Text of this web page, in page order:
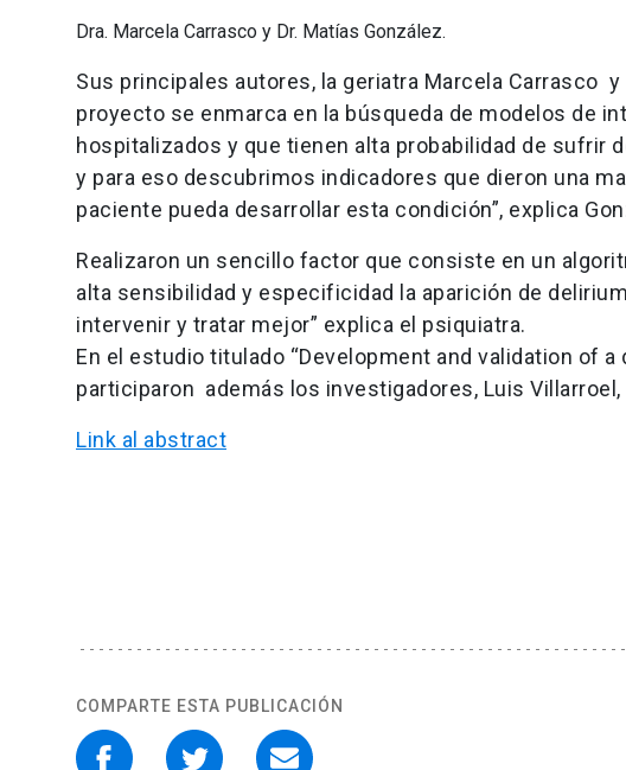
Dra. Marcela Carrasco y Dr. Matías González.
Sus principales autores, la geriatra Marcela Carrasco
proyecto se enmarca en la búsqueda de modelos de
hospitalizados y que tienen alta probabilidad de sufrir
y para eso descubrimos indicadores que dieron una
paciente pueda desarrollar esta condición”, explica
Realizaron un sencillo factor que consiste en un
alta sensibilidad y especificidad la aparición de
intervenir y tratar mejor” explica el psiquiatra.
En el estudio titulado “Development and validation of
participaron además los investigadores, Luis
Link al abstract
COMPARTE ESTA PUBLICACIÓN